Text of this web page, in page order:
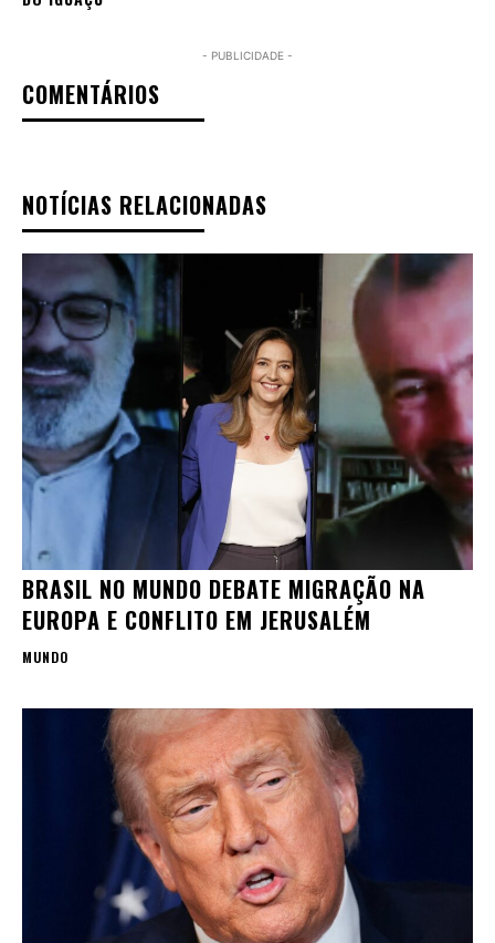
- PUBLICIDADE -
COMENTÁRIOS
NOTÍCIAS RELACIONADAS
BRASIL NO MUNDO DEBATE MIGRAÇÃO NA
EUROPA E CONFLITO EM JERUSALÉM
MUNDO